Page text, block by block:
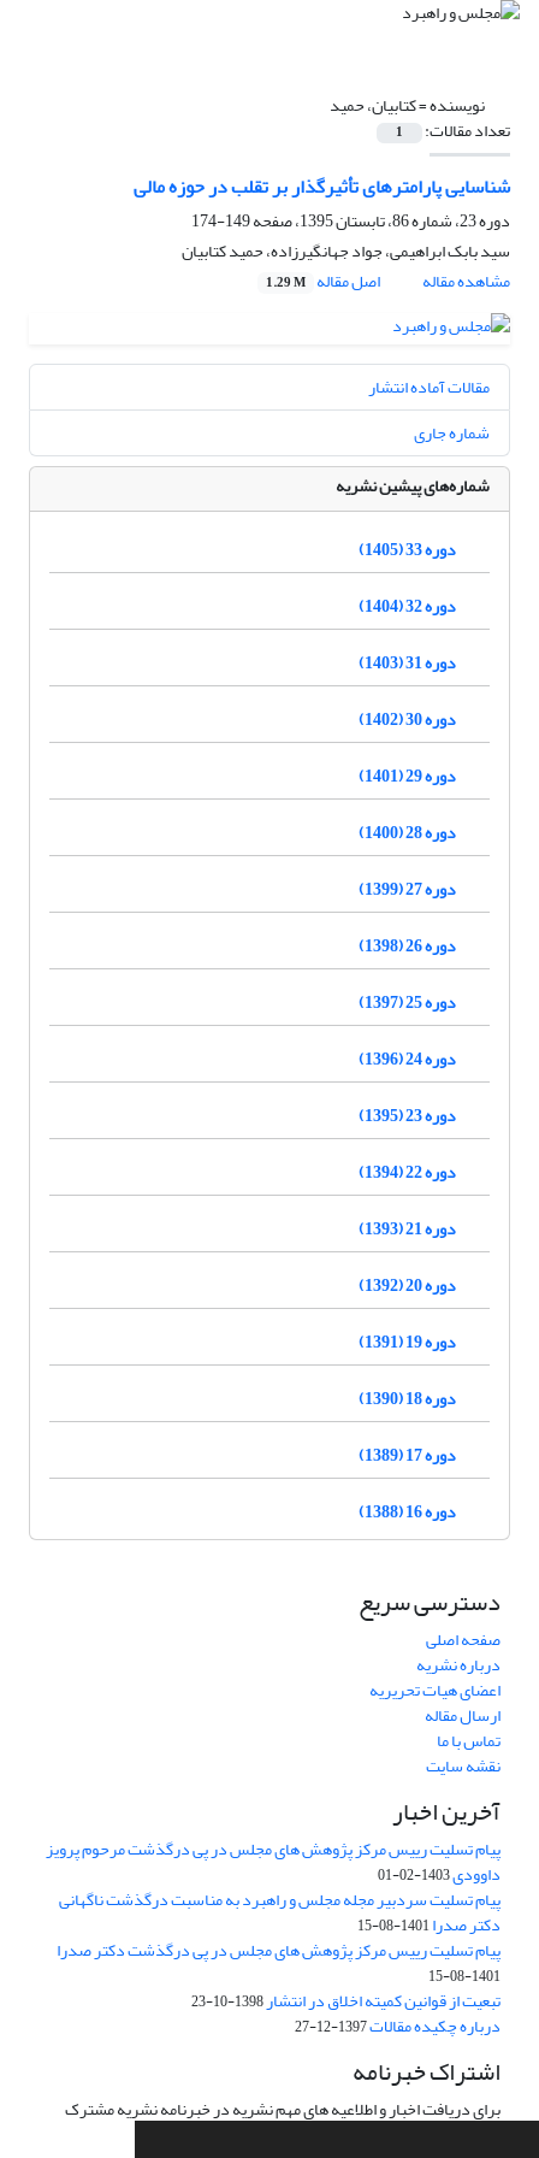
نویسنده =کتابیان، حمید
تعداد مقالات: 1
شناسایی پارامترهای تأثیرگذار بر تقلب در حوزه مالی
دوره 23، شماره 86، تابستان 1395، صفحه
149-174
سید بابک ابراهیمی، جواد جهانگیرزاده، حمید کتابیان
مشاهده مقاله
اصل مقاله 1.29 M
مقالات آماده انتشار
شماره جاری
شماره‌های پیشین نشریه
دوره 33 (1405)
دوره 32 (1404)
دوره 31 (1403)
دوره 30 (1402)
دوره 29 (1401)
دوره 28 (1400)
دوره 27 (1399)
دوره 26 (1398)
دوره 25 (1397)
دوره 24 (1396)
دوره 23 (1395)
دوره 22 (1394)
دوره 21 (1393)
دوره 20 (1392)
دوره 19 (1391)
دوره 18 (1390)
دوره 17 (1389)
دوره 16 (1388)
دسترسی سریع
صفحه اصلی
درباره نشریه
اعضای هیات تحریریه
ارسال مقاله
تماس با ما
نقشه سایت
آخرین اخبار
پیام تسلیت رییس مرکز پژوهش های مجلس در پی درگذشت مرحوم پرویز
داوودی1403-02-01
پیام تسلیت سردبیر مجله مجلس و راهبرد به مناسبت درگذشت ناگهانی
دکتر صدرا1401-08-15
پیام تسلیت رییس مرکز پژوهش های مجلس در پی درگذشت دکتر صدرا
1401-08-15
تبعیت از قوانین کمیته اخلاق در انتشار1398-10-23
درباره چکیده مقالات1397-12-27
اشتراک خبرنامه
برای دریافت اخبار و اطلاعیه های مهم نشریه در خبرنامه نشریه مشترک